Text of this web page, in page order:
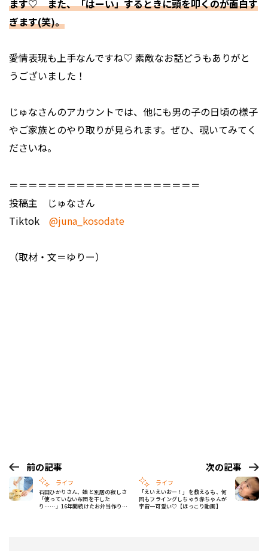
ます♡ また、「はーい」するときに頭を叩くのが面白す
ぎます(笑)。
――愛情表現も上手なんですね♡ 素敵なお話どうもありがと
うございました！
じゅなさんのアカウントでは、他にも男の子の日頃の様子
やご家族とのやり取りが見られます。ぜひ、覗いてみてく
ださいね。
＝＝＝＝＝＝＝＝＝＝＝＝＝＝＝＝＝＝＝＝
投稿主 じゅなさん
Tiktok @juna_kosodate
（取材・文＝ゆりー）
前の記事
ライフ
石田ひかりさん、娘と別居の寂しさ
「使っていない布団を干した
り……」16年間続けたお弁当作りも
次の記事
ライフ
「えいえいおー！」を教えるも、何
回もフライングしちゃう赤ちゃんが
宇宙一可愛い♡【ほっこり動画】